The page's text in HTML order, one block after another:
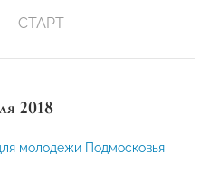
СТАРТ
2018
молодежи Подмосковья